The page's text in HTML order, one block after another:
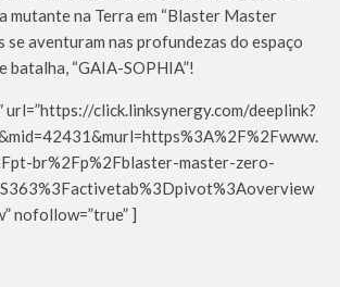
mutante na Terra em “Blaster Master
se aventuram nas profundezas do espaço
batalha, “GAIA-SOPHIA”!
url=”https://click.linksynergy.com/deeplink?
br%2Fp%2Fblaster-master-zero-
nofollow=”true” ]